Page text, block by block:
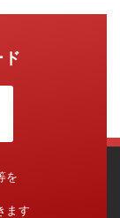
ド
を
ます